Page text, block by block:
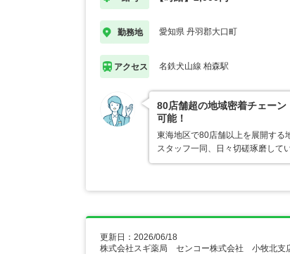
勤務地 愛知県 丹羽郡大口町
アクセス 名鉄犬山線 柏森駅
80店舗超の地域密着チェー
可能！
東海地区で80店舗以上を展開する
スタッフ一同、日々切磋琢磨して
更新日：2026/06/18
株式会社スギ薬局 センコー株式会社 小牧北支